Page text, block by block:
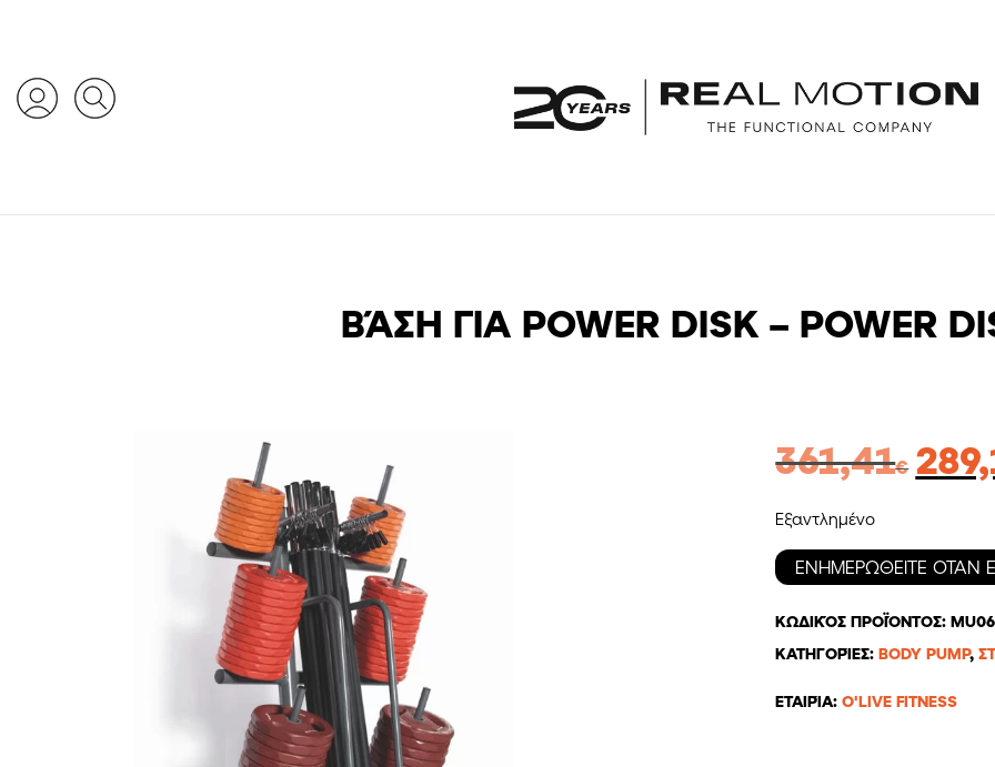
ΒΆΣΗ ΓΙΑ POWER DISK – POWER
361,41€
Original
price
Εξαντλημένο
ΚΩΔΙΚΌΣ ΠΡΟΪΌΝΤΟΣ:
ΚΑΤΗΓΟΡΊΕΣ:BODY PUMP,
ΕΤΑΙΡΊΑ: O'LIVE FITNESS